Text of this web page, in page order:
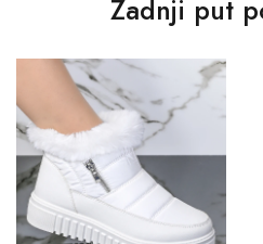
Zadnji put